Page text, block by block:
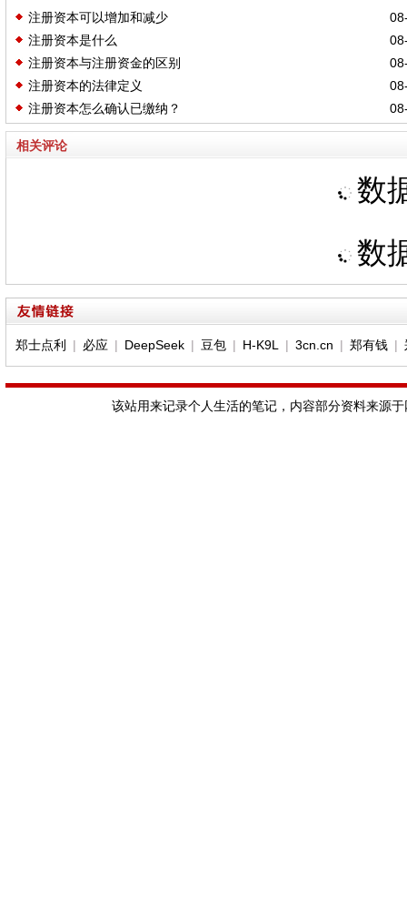
注册资本可以增加和减少
注册资本是什么
注册资本与注册资金的区别
注册资本的法律定义
注册资本怎么确认已缴纳？
相关评论
数
数
郑士点利 | 必应 | DeepSeek| 豆包| H-K9L | 3cn.cn | 郑有钱|
该站用来记录个人生活的笔记，内容部分资料来源